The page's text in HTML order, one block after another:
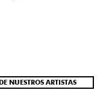
NUESTROS ARTISTAS